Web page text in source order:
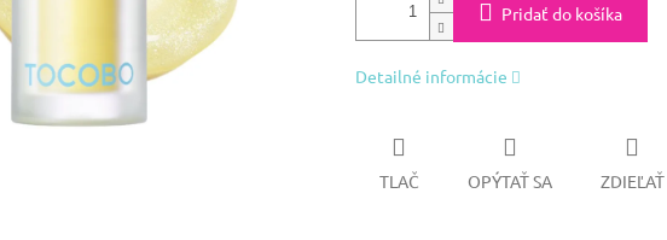
Pridať do košíka
Detailné informácie
TLAČ OPÝTAŤ SA ZDIEĽAŤ